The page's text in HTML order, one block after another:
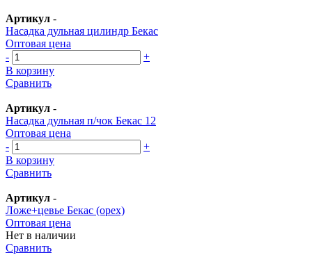
Артикул -
Насадка дульная цилиндр Бекас
Оптовая цена
-
+
В корзину
Сравнить
Артикул -
Насадка дульная п/чок Бекас 12
Оптовая цена
-
+
В корзину
Сравнить
Артикул -
Ложе+цевье Бекас (орех)
Оптовая цена
Нет в наличии
Сравнить